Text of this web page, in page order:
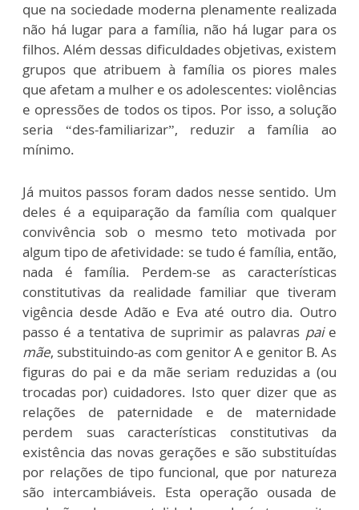
que na sociedade moderna plenamente realizada
não há lugar para a família, não há lugar para os
filhos. Além dessas dificuldades objetivas, existem
grupos que atribuem à família os piores males
que afetam a mulher e os adolescentes: violências
e opressões de todos os tipos. Por isso, a solução
seria “des-familiarizar”, reduzir a família ao
mínimo.
Já muitos passos foram dados nesse sentido. Um
deles é a equiparação da família com qualquer
convivência sob o mesmo teto motivada por
algum tipo de afetividade: se tudo é família, então,
nada é família. Perdem-se as características
constitutivas da realidade familiar que tiveram
vigência desde Adão e Eva até outro dia. Outro
passo é a tentativa de suprimir as palavras paie
mãe, substituindo-as com genitor A e genitor B. As
figuras do pai e da mãe seriam reduzidas a (ou
trocadas por) cuidadores. Isto quer dizer que as
relações de paternidade e de maternidade
perdem suas características constitutivas da
existência das novas gerações e são substituídas
por relações de tipo funcional, que por natureza
são intercambiáveis. Esta operação ousada de